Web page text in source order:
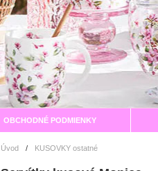
OBCHODNÉ PODMIENKY
Úvod / KUSOVKY ostatné